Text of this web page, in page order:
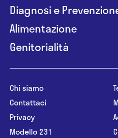
Diagnosi e
Alimentazione
Genitorialità
Chi siamo
Contattaci
Privacy
Modello 231